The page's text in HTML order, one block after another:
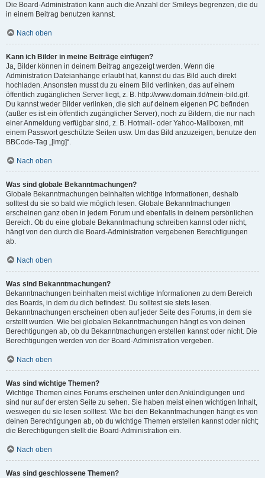
Die Board-Administration kann auch die Anzahl der Smileys begrenzen, die du
in einem Beitrag benutzen kannst.
Nach oben
Kann ich Bilder in meine Beiträge einfügen?
Ja, Bilder können in deinem Beitrag angezeigt werden. Wenn die
Administration Dateianhänge erlaubt hat, kannst du das Bild auch direkt
hochladen. Ansonsten musst du zu einem Bild verlinken, das auf einem
öffentlich zugänglichen Server liegt, z. B. http://www.domain.tld/mein-bild.gif.
Du kannst weder Bilder verlinken, die sich auf deinem eigenen PC befinden
(außer es ist ein öffentlich zugänglicher Server), noch zu Bildern, die nur nach
einer Anmeldung verfügbar sind, z. B. Hotmail- oder Yahoo-Mailboxen, mit
einem Passwort geschützte Seiten usw. Um das Bild anzuzeigen, benutze den
BBCode-Tag „[img]“.
Nach oben
Was sind globale Bekanntmachungen?
Globale Bekanntmachungen beinhalten wichtige Informationen, deshalb
solltest du sie so bald wie möglich lesen. Globale Bekanntmachungen
erscheinen ganz oben in jedem Forum und ebenfalls in deinem persönlichen
Bereich. Ob du eine globale Bekanntmachung schreiben kannst oder nicht,
hängt von den durch die Board-Administration vergebenen Berechtigungen
ab.
Nach oben
Was sind Bekanntmachungen?
Bekanntmachungen beinhalten meist wichtige Informationen zu dem Bereich
des Boards, in dem du dich befindest. Du solltest sie stets lesen.
Bekanntmachungen erscheinen oben auf jeder Seite des Forums, in dem sie
erstellt wurden. Wie bei globalen Bekanntmachungen hängt es von deinen
Berechtigungen ab, ob du Bekanntmachungen erstellen kannst oder nicht. Die
Berechtigungen werden von der Board-Administration vergeben.
Nach oben
Was sind wichtige Themen?
Wichtige Themen eines Forums erscheinen unter den Ankündigungen und
sind nur auf der ersten Seite zu sehen. Sie haben meist einen wichtigen Inhalt,
weswegen du sie lesen solltest. Wie bei den Bekanntmachungen hängt es von
deinen Berechtigungen ab, ob du wichtige Themen erstellen kannst oder nicht;
die Berechtigungen stellt die Board-Administration ein.
Nach oben
Was sind geschlossene Themen?